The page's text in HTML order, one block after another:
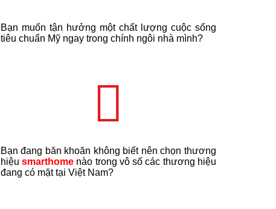
Bạn muốn tận hưởng một chất lượng cuộc sống
tiêu chuẩn Mỹ ngay trong chính ngôi nhà mình?
Bạn đang băn khoăn không biết nên chọn thương
hiệusmarthome nào trong vô số các thương hiệu
đang có mặt tại Việt Nam?